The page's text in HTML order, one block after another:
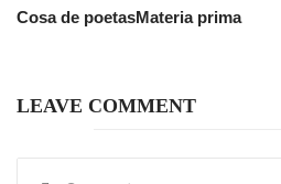
Cosa de poetasMateria prima
LEAVE COMMENT